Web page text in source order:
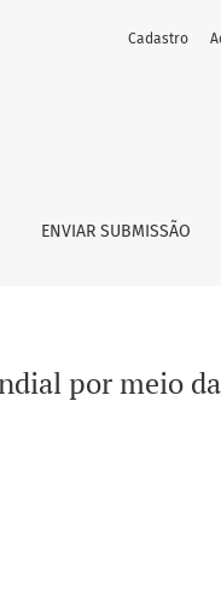
ENVIAR SUBMISSÃO
Cadastro
por meio da